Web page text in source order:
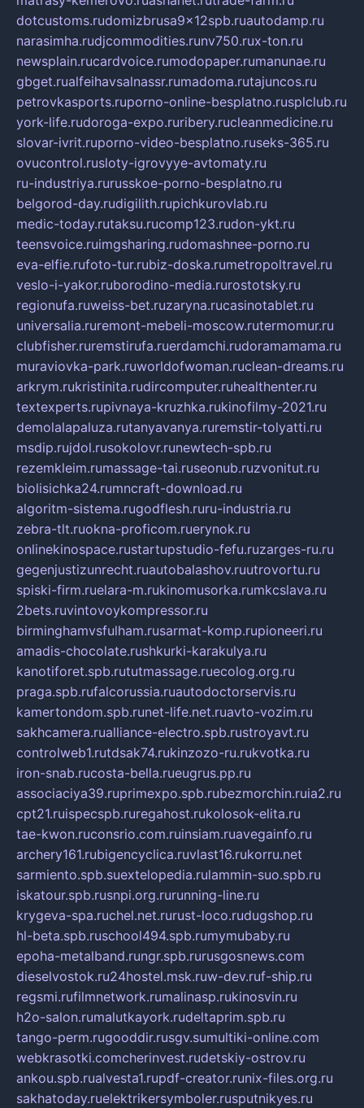
dotcustoms.rudomizbrusa9x12spb.ruautodamp.ru
narasimha.rudjcommodities.runv750.rux-ton.ru
newsplain.rucardvoice.rumodopaper.rumanunae.ru
gbget.rualfeihavsalnassr.rumadoma.rutajuncos.ru
petrovkasports.ruporno-online-besplatno.rusplclub.ru
york-life.rudoroga-expo.ruribery.rucleanmedicine.ru
slovar-ivrit.ruporno-video-besplatno.ruseks-365.ru
ovucontrol.rusloty-igrovyye-avtomaty.ru
ru-industriya.rurusskoe-porno-besplatno.ru
belgorod-day.rudigilith.rupichkurovlab.ru
medic-today.rutaksu.rucomp123.rudon-ykt.ru
teensvoice.ruimgsharing.rudomashnee-porno.ru
eva-elfie.rufoto-tur.rubiz-doska.rumetropoltravel.ru
veslo-i-yakor.ruborodino-media.rurostotsky.ru
regionufa.ruweiss-bet.ruzaryna.rucasinotablet.ru
universalia.ruremont-mebeli-moscow.rutermomur.ru
clubfisher.ruremstirufa.ruerdamchi.rudoramamama.ru
muraviovka-park.ruworldofwoman.ruclean-dreams.ru
arkrym.rukristinita.rudircomputer.ruhealthenter.ru
textexperts.rupivnaya-kruzhka.rukinofilmy-2021.ru
demolalapaluza.rutanyavanya.ruremstir-tolyatti.ru
msdip.rujdol.rusokolovr.runewtech-spb.ru
rezemkleim.rumassage-tai.ruseonub.ruzvonitut.ru
biolisichka24.rumncraft-download.ru
algoritm-sistema.rugodflesh.ruru-industria.ru
zebra-tlt.ruokna-proficom.ruerynok.ru
onlinekinospace.rustartupstudio-fefu.ruzarges-ru.ru
gegenjustizunrecht.ruautobalashov.ruutrovortu.ru
spiski-firm.ruelara-m.rukinomusorka.rumkcslava.ru
2bets.ruvintovoykompressor.ru
birminghamvsfulham.rusarmat-komp.rupioneeri.ru
amadis-chocolate.rushkurki-karakulya.ru
kanotiforet.spb.rututmassage.ruecolog.org.ru
praga.spb.rufalcorussia.ruautodoctorservis.ru
kamertondom.spb.runet-life.net.ruavto-vozim.ru
sakhcamera.rualliance-electro.spb.rustroyavt.ru
controlweb1.rutdsak74.rukinzozo-ru.rukvotka.ru
iron-snab.rucosta-bella.rueugrus.pp.ru
associaciya39.ruprimexpo.spb.rubezmorchin.ruia2.ru
cpt21.ruispecspb.ruregahost.rukolosok-elita.ru
tae-kwon.ruconsrio.com.ruinsiam.ruavegainfo.ru
archery161.rubigencyclica.ruvlast16.rukorru.net
sarmiento.spb.suextelopedia.rulammin-suo.spb.ru
iskatour.spb.rusnpi.org.rurunning-line.ru
krygeva-spa.ruchel.net.rurust-loco.rudugshop.ru
hl-beta.spb.ruschool494.spb.rumymubaby.ru
epoha-metalband.rungr.spb.rurusgosnews.com
dieselvostok.ru24hostel.msk.ruw-dev.ruf-ship.ru
regsmi.rufilmnetwork.rumalinasp.rukinosvin.ru
h2o-salon.rumalutkayork.rudeltaprim.spb.ru
tango-perm.rugooddir.rusgv.sumultiki-online.com
webkrasotki.comcherinvest.rudetskiy-ostrov.ru
ankou.spb.rualvesta1.rupdf-creator.runix-files.org.ru
sakhatoday.ruelektrikersymboler.rusputnikyes.ru